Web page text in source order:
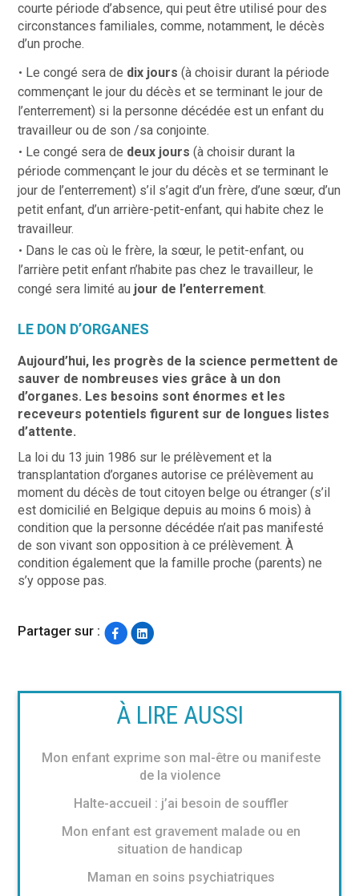
courte période d’absence, qui peut être utilisé pour des
circonstances familiales, comme, notamment, le décès
d’un proche.
Le congé sera de dix jours (à choisir durant la période
commençant le jour du décès et se terminant le jour de
l’enterrement) si la personne décédée est un enfant du
travailleur ou de son /sa conjointe.
Le congé sera de deux jours (à choisir durant la
période commençant le jour du décès et se terminant le
jour de l’enterrement) s’il s’agit d’un frère, d’une sœur, d’un
petit enfant, d’un arrière-petit-enfant, qui habite chez le
travailleur.
Dans le cas où le frère, la sœur, le petit-enfant, ou
l’arrière petit enfant n’habite pas chez le travailleur, le
congé sera limité au jour de l’enterrement.
LE DON D’ORGANES
Aujourd’hui, les progrès de la science permettent de
sauver de nombreuses vies grâce à un don
d’organes. Les besoins sont énormes et les
receveurs potentiels figurent sur de longues listes
d’attente.
La loi du 13 juin 1986 sur le prélèvement et la
transplantation d’organes autorise ce prélèvement au
moment du décès de tout citoyen belge ou étranger (s’il
est domicilié en Belgique depuis au moins 6 mois) à
condition que la personne décédée n’ait pas manifesté
de son vivant son opposition à ce prélèvement. À
condition également que la famille proche (parents) ne
s’y oppose pas.
Partager sur :
À LIRE AUSSI
Mon enfant exprime son mal-être ou manifeste
de la violence
Halte-accueil : j’ai besoin de souffler
Mon enfant est gravement malade ou en
situation de handicap
Maman en soins psychiatriques